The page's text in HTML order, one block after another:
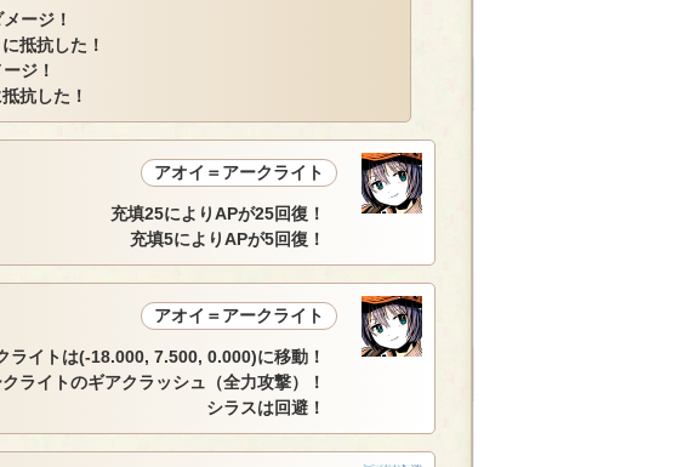
ージ！
抵抗した！
ジ！
抗した！
アオイ＝アークライト
充填25によりAPが25回復！
充填5によりAPが5回復！
アオイ＝アークライト
ライトは(-18.000, 7.500, 0.000)に移動！
ライトのギアクラッシュ（全力攻撃）！
シラスは回避！